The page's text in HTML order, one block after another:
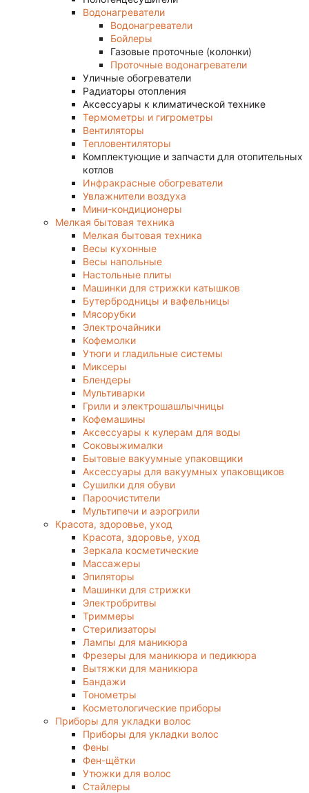
Водонагреватели
Водонагреватели
Бойлеры
Газовые проточные (колонки)
Проточные водонагреватели
Уличные обогреватели
Радиаторы отопления
Аксессуары к климатической технике
Термометры и гигрометры
Вентиляторы
Тепловентиляторы
Комплектующие и запчасти для отопительных
котлов
Инфракрасные обогреватели
Увлажнители воздуха
Мини-кондиционеры
Мелкая бытовая техника
Мелкая бытовая техника
Весы кухонные
Весы напольные
Настольные плиты
Машинки для стрижки катышков
Бутербродницы и вафельницы
Мясорубки
Электрочайники
Кофемолки
Утюги и гладильные системы
Миксеры
Блендеры
Мультиварки
Грили и электрошашлычницы
Кофемашины
Аксессуары к кулерам для воды
Соковыжималки
Бытовые вакуумные упаковщики
Аксессуары для вакуумных упаковщиков
Сушилки для обуви
Пароочистители
Мультипечи и аэрогрили
Красота, здоровье, уход
Красота, здоровье, уход
Зеркала косметические
Массажеры
Эпиляторы
Машинки для стрижки
Электробритвы
Триммеры
Стерилизаторы
Лампы для маникюра
Фрезеры для маникюра и педикюра
Вытяжки для маникюра
Бандажи
Тонометры
Косметологические приборы
Приборы для укладки волос
Приборы для укладки волос
Фены
Фен-щётки
Утюжки для волос
Стайлеры